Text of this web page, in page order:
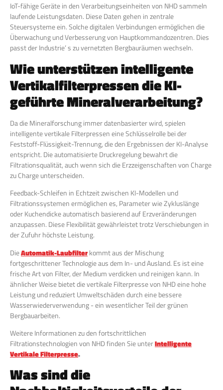
IoT-fähige Geräte in den Verarbeitungseinheiten von NHD sammeln
laufende Leistungsdaten. Diese Daten gehen in zentrale
Steuersysteme ein. Solche digitalen Verbindungen ermöglichen die
Überwachung und Verbesserung von Hauptkommandozentren. Dies
passt der Industrie’ s zu vernetzten Bergbauräumen wechseln.
Wie unterstützen intelligente
Vertikalfilterpressen die KI-
geführte Mineralverarbeitung?
Da die Mineralforschung immer datenbasierter wird, spielen
intelligente vertikale Filterpressen eine Schlüsselrolle bei der
Feststoff-Flüssigkeit-Trennung, die den Ergebnissen der KI-Analyse
entspricht. Die automatisierte Druckregelung bewahrt die
Filtrationsqualität, auch wenn sich die Erzzeigenschaften von Charge
zu Charge unterscheiden.
Feedback-Schleifen in Echtzeit zwischen KI-Modellen und
Filtrationssystemen ermöglichen es, Parameter wie Zykluslänge
oder Kuchendicke automatisch basierend auf Erzveränderungen
anzupassen. Diese Flexibilität gewährleistet trotz Verschiebungen in
der Zufuhr höchste Leistung.
DieAutomatik-Laubfilterkommt aus der Mischung
fortgeschrittener Technologie aus dem In- und Ausland. Es ist eine
frische Art von Filter, der Medium verdicken und reinigen kann. In
ähnlicher Weise bietet die vertikale Filterpresse von NHD eine hohe
Leistung und reduziert Umweltschäden durch eine bessere
Wasserwiederverwendung - ein wesentlicher Teil der grünen
Bergbauarbeiten.
Weitere Informationen zu den fortschrittlichen
Filtrationstechnologien von NHD finden Sie unterIntelligente
Vertikale Filterpresse.
Was sind die